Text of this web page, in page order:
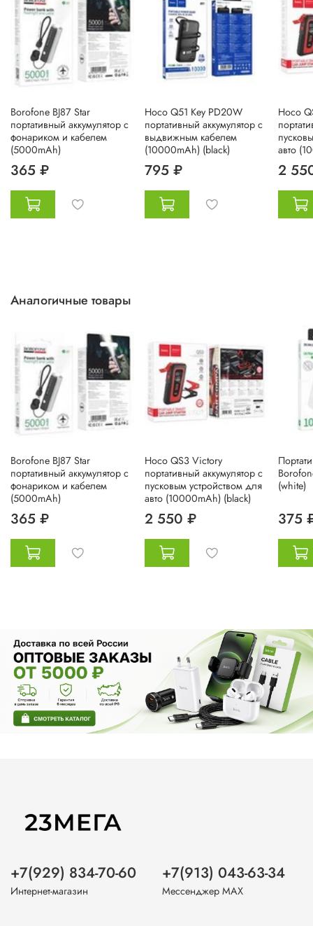
Borofone BJ87 Star
портативный аккумулятор с
фонариком и кабелем
(5000mAh)
365 ₽
Hoco Q51 Key PD20W
портативный аккумулятор с
выдвижным кабелем
(10000mAh) (black)
795 ₽
Hoco
авто
2
Аналогичные товары
Borofone BJ87 Star
портативный аккумулятор с
фонариком и кабелем
(5000mAh)
365 ₽
Hoco QS3 Victory
портативный аккумулятор с
пусковым устройством для
авто (10000mAh) (black)
2 550 ₽
(white)
375
+7(929) 834-70-60
Интернет-магазин
+7(913) 043-63-34
Мессенджер MAX